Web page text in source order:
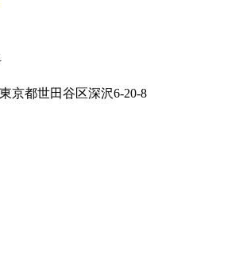
京都世田谷区深沢6-20-8